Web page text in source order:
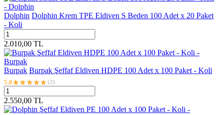
Dolphin Dolphin Krem TPE Eldiven S Beden 100 Adet x 20 Paket
- Koli
2.010,00 TL
Burpak Burpak Şeffaf Eldiven HDPE 100 Adet x 100 Paket - Koli
5.0 (2)
2.550,00 TL